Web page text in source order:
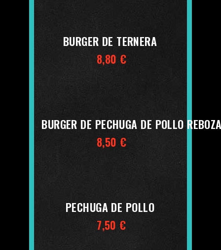
BURGER DE TERNERA
8,80 €
BURGER DE PECHUGA DE POLLO
8,50 €
PECHUGA DE POLLO
7,50 €